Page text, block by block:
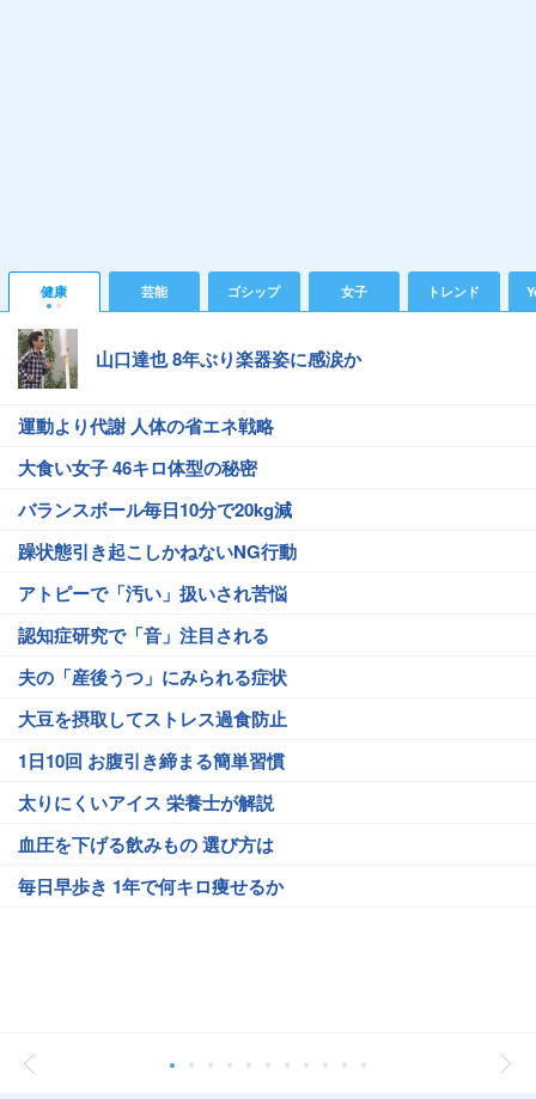
健康 芸能 ゴシップ 女子 トレンド
山口達也 8年ぶり楽器姿に感涙か
運動より代謝 人体の省エネ戦略
大食い女子 46キロ体型の秘密
バランスボール毎日10分で20kg減
躁状態引き起こしかねないNG行動
アトピーで「汚い」扱いされ苦悩
認知症研究で「音」注目される
夫の「産後うつ」にみられる症状
大豆を摂取してストレス過食防止
1日10回 お腹引き締まる簡単習慣
太りにくいアイス 栄養士が解説
血圧を下げる飲みもの 選び方は
毎日早歩き 1年で何キロ痩せるか